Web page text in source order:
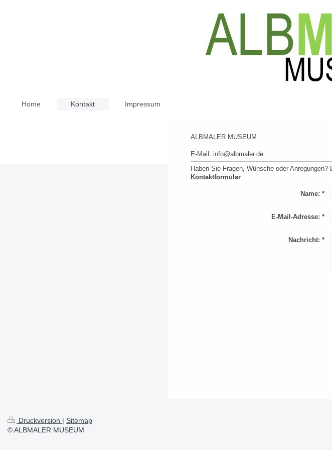
Home Kontakt Impressum
ALBMALER MUSEUM
E-Mail: info@albmaler.de
Haben Sie Fragen, Wünsche oder
Kontaktformular
Name: *
E-Mail-Adresse: *
Nachricht: *
Druckversion | Sitemap
© ALBMALER MUSEUM